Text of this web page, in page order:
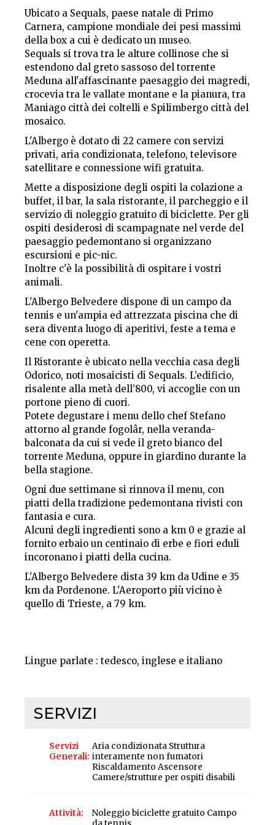
Ubicato a Sequals, paese natale di Primo
Carnera, campione mondiale dei pesi massimi
della box a cui è dedicato un museo.
Sequals si trova tra le alture collinose che si
estendono dal greto sassoso del torrente
Meduna all'affascinante paesaggio dei magredi,
crocevia tra le vallate montane e la pianura, tra
Maniago città dei coltelli e Spilimbergo città del
mosaico.
L'Albergo è dotato di 22 camere con servizi
privati, aria condizionata, telefono, televisore
satellitare e connessione wifi gratuita.
Mette a disposizione degli ospiti la colazione a
buffet, il bar, la sala ristorante, il parcheggio e il
servizio di noleggio gratuito di biciclette. Per gli
ospiti desiderosi di scampagnate nel verde del
paesaggio pedemontano si organizzano
escursioni e pic-nic.
Inoltre c'è la possibilità di ospitare i vostri
animali.
L'Albergo Belvedere dispone di un campo da
tennis e un'ampia ed attrezzata piscina che di
sera diventa luogo di aperitivi, feste a tema e
cene con operetta.
Il Ristorante è ubicato nella vecchia casa degli
Odorico, noti mosaicisti di Sequals. L’edificio,
risalente alla metà dell’800, vi accoglie con un
portone pieno di cuori.
Potete degustare i menu dello chef Stefano
attorno al grande fogolâr, nella veranda-
balconata da cui si vede il greto bianco del
torrente Meduna, oppure in giardino durante la
bella stagione.
Ogni due settimane si rinnova il menu, con
piatti della tradizione pedemontana rivisti con
fantasia e cura.
Alcuni degli ingredienti sono a km 0 e grazie al
fornito erbaio un centinaio di erbe e fiori eduli
incoronano i piatti della cucina.
L'Albergo Belvedere dista 39 km da Udine e 35
km da Pordenone. L'Aeroporto più vicino è
quello di Trieste, a 79 km.
Lingue parlate : tedesco, inglese e italiano
SERVIZI
Servizi
Generali
Aria condizionata Struttura
interamente non fumatori
Riscaldamento Ascensore
Camere/strutture per ospiti disabili
Attività
Noleggio biciclette gratuito Campo